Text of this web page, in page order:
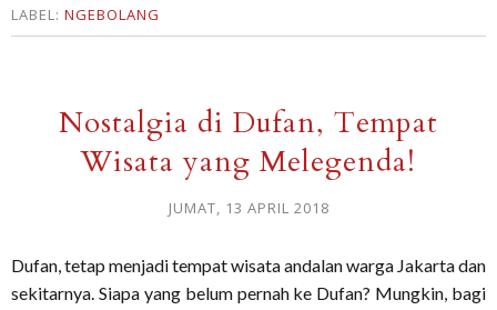
LABEL: NGEBOLANG
Nostalgia di Dufan, Tempat
Wisata yang Melegenda!
JUMAT, 13 APRIL 2018
Dufan, tetap menjadi tempat wisata andalan warga Jakarta dan
sekitarnya. Siapa yang belum pernah ke Dufan? Mungkin, bagi